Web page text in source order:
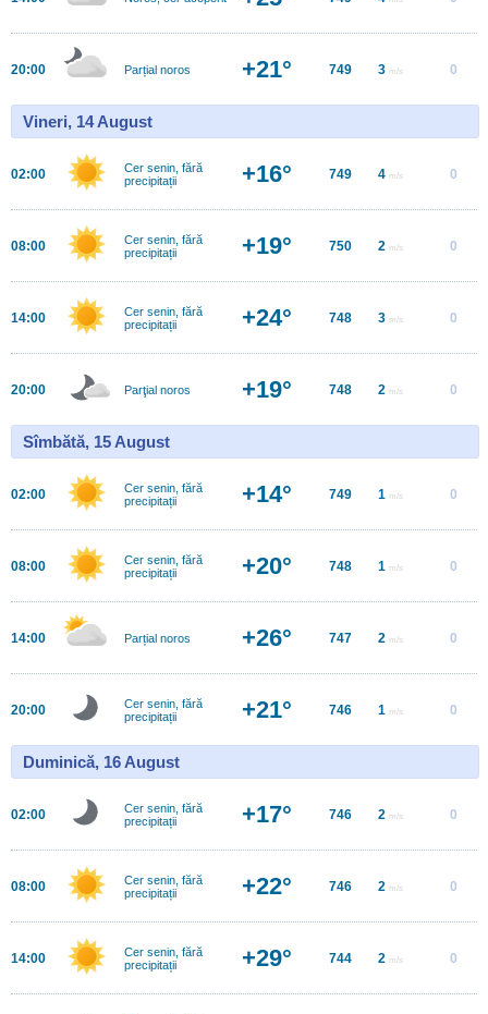
20:00 Parțial noros +21° 749 3 m/s 0
Vineri, 14 August
02:00
Cer senin, fără
precipitații
+16° 749 4 m/s 0
08:00
Cer senin, fără
precipitații
+19° 750 2 m/s 0
14:00
Cer senin, fără
precipitații
+24° 748 3 m/s 0
20:00 Parţial noros +19° 748 2 m/s 0
Sîmbătă, 15 August
02:00
Cer senin, fără
precipitații
+14° 749 1 m/s 0
08:00
Cer senin, fără
precipitații
+20° 748 1 m/s 0
14:00 Parțial noros +26° 747 2 m/s 0
20:00
Cer senin, fără
precipitații
+21° 746 1 m/s 0
Duminică, 16 August
02:00
Cer senin, fără
precipitații
+17° 746 2 m/s 0
08:00
Cer senin, fără
precipitații
+22° 746 2 m/s 0
14:00
Cer senin, fără
precipitații
+29° 744 2 m/s 0